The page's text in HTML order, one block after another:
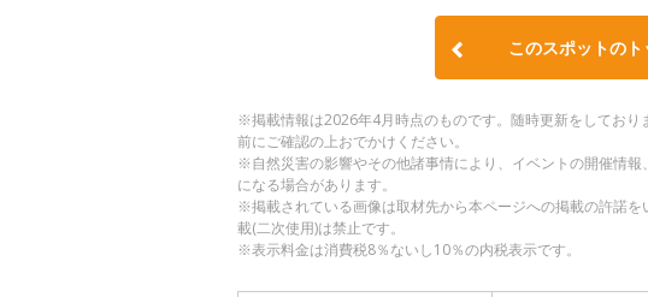
このスポットの
※掲載情報は2026年4月時点のものです。随時更新をしてお
前にご確認の上おでかけください。
※自然災害の影響やその他諸事情により、イベントの開催情
になる場合があります。
※掲載されている画像は取材先から本ページへの掲載の許諾
載(二次使用)は禁止です。
※表示料金は消費税8％ないし10％の内税表示です。